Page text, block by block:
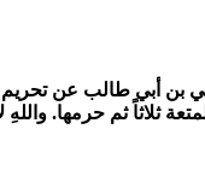
أبي طالب عن تحريم
ثلاثاً ثم حرمها.